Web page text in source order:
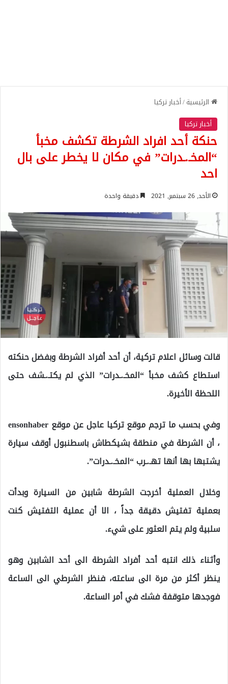
الرئيسية/أخبار تركيا
أخبار تركيا
حنكة أحد افراد الشرطة تكشف مخبأ
“المخـ.ـدرات” في مكان لا يخطر على بال
احد
الأحد, 26 سبتمبر, 2021 دقيقة واحدة
قالت وسائل اعلام تركية، أن أحد أفراد الشرطة وبفضل حنكته
استطاع كشف مخبأ “المخـ.ـدرات” الذي لم يكتـ.ـشف حتى
اللحظة الأخيرة.
وفي بحسب ما ترجم موقع تركيا عاجل عن موقع ensonhaber
، أن الشرطة في منطقة بشيكطاش باسطنبول أوقف سيارة
يشتبها بها أنها تهـ.ـرب “المخـ.ـدرات”.
وخلال العملية أخرجت الشرطة شابين من السيارة وبدأت
بعملية تفتيش دقيقة جداً ، الا أن عملية التفتيش كنت
سلبية ولم يتم العثور على شيء.
وأثناء ذلك انتبه أحد أفراد الشرطة الى أحد الشابين وهو
ينظر أكثر من مرة الى ساعته، فنظر الشرطي الى الساعة
فوجدها متوقفة فشك في أمر الساعة.